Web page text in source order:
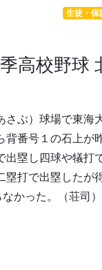
生徒・保
高校野球
ぶ）球場で東海
番号１の石上が
塁し四球や犠打
打で出塁したが
かった。（荘司）